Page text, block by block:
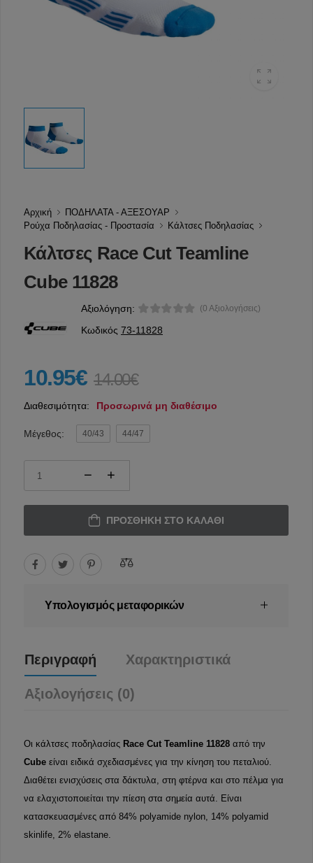
Αρχική
ΠΟΔΗΛΑΤΑ - ΑΞΕΣΟΥΑΡ
Ρούχα Ποδηλασίας - Προστασία
Κάλτσες Ποδηλασίας
Κάλτσες Race Cut Teamline
Cube 11828
Αξιολόγηση: (0 Αξιολογήσεις)
Κωδικός 73-11828
10.95€ 14.00€
Διαθεσιμότητα: Προσωρινά μη διαθέσιμο
Μέγεθος: 40/43 44/47
ΠΡΟΣΘΉΚΗ ΣΤΟ ΚΑΛΆΘΙ
Υπολογισμός μεταφορικών
Περιγραφή Χαρακτηριστικά
Αξιολογήσεις (0)
Οι κάλτσες ποδηλασίας Race Cut Teamline 11828 από την
Cube είναι ειδικά σχεδιασμένες για την κίνηση του πεταλιού.
Διαθέτει ενισχύσεις στα δάκτυλα, στη φτέρνα και στο πέλμα για
να ελαχιστοποιείται την πίεση στα σημεία αυτά. Είναι
κατασκευασμένες από 84% polyamide nylon, 14% polyamid
skinlife, 2% elastane.